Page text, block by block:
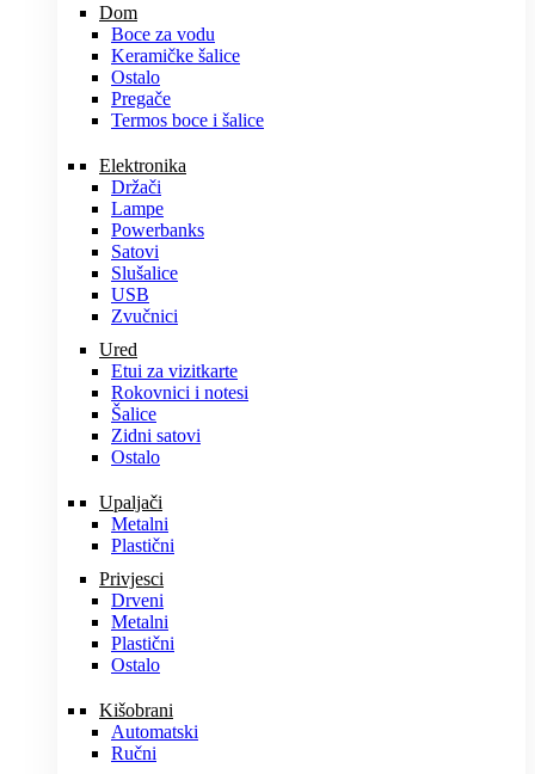
Dom
Boce za vodu
Keramičke šalice
Ostalo
Pregače
Termos boce i šalice
Elektronika
Držači
Lampe
Powerbanks
Satovi
Slušalice
USB
Zvučnici
Ured
Etui za vizitkarte
Rokovnici i notesi
Šalice
Zidni satovi
Ostalo
Upaljači
Metalni
Plastični
Privjesci
Drveni
Metalni
Plastični
Ostalo
Kišobrani
Automatski
Ručni